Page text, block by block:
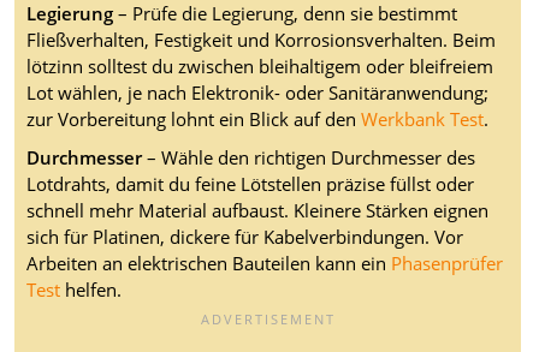
Legierung– Prüfe die Legierung, denn sie bestimmt
Fließverhalten, Festigkeit und Korrosionsverhalten. Beim
lötzinn solltest du zwischen bleihaltigem oder bleifreiem
Lot wählen, je nach Elektronik- oder Sanitäranwendung;
zur Vorbereitung lohnt ein Blick auf den Werkbank Test.
Durchmesser– Wähle den richtigen Durchmesser des
Lotdrahts, damit du feine Lötstellen präzise füllst oder
schnell mehr Material aufbaust. Kleinere Stärken eignen
sich für Platinen, dickere für Kabelverbindungen. Vor
Arbeiten an elektrischen Bauteilen kann ein Phasenprüfer
Test helfen.